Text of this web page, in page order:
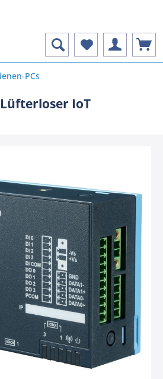
PCs
Lüfterloser IoT